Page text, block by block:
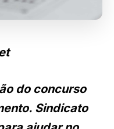
do concurso
Sindicato